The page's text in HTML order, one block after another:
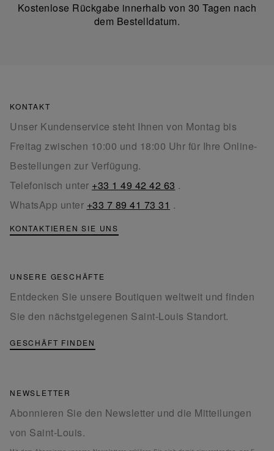
Kostenlose Rückgabe innerhalb von 30 Tagen nach
dem Bestelldatum.
KONTAKT
Unser Kundenservice steht Ihnen von Montag bis
Freitag zwischen 10:00 und 18:00 Uhr für Ihre Online-
Bestellungen zur Verfügung.
Telefonisch unter +33 1 49 42 42 63 .
WhatsApp unter +33 7 89 41 73 31 .
KONTAKTIEREN SIE UNS
UNSERE GESCHÄFTE
Entdecken Sie unsere Boutiquen weltweit und finden
Sie den nächstgelegenen Saint-Louis Standort.
GESCHÄFT FINDEN
NEWSLETTER
Abonnieren Sie den Newsletter und die Mitteilungen
von Saint-Louis.